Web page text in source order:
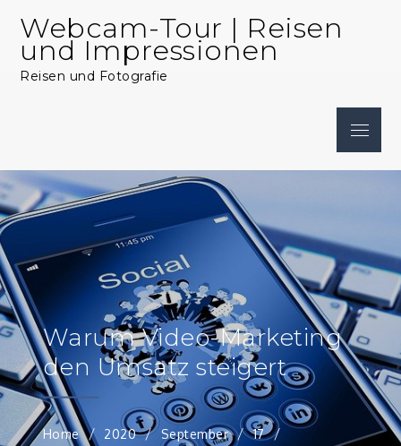
content
Webcam-Tour | Reisen
und Impressionen
Reisen und Fotografie
Menu
Warum Video-Marketing
den Umsatz steigert
Home 2020 September 17